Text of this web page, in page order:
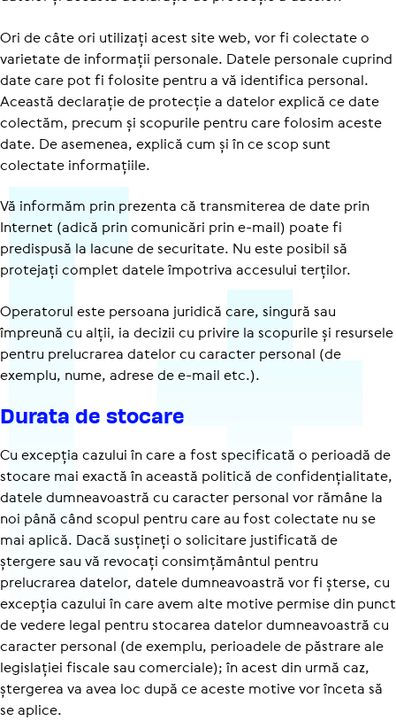
Ori de câte ori utilizați acest site web, vor fi colectate o
varietate de informații personale. Datele personale cuprind
date care pot fi folosite pentru a vă identifica personal.
Această declarație de protecție a datelor explică ce date
colectăm, precum și scopurile pentru care folosim aceste
date. De asemenea, explică cum și în ce scop sunt
colectate informațiile.
Vă informăm prin prezenta că transmiterea de date prin
Internet (adică prin comunicări prin e-mail) poate fi
predispusă la lacune de securitate. Nu este posibil să
protejați complet datele împotriva accesului terților.
Operatorul este persoana juridică care, singură sau
împreună cu alții, ia decizii cu privire la scopurile și resursele
pentru prelucrarea datelor cu caracter personal (de
exemplu, nume, adrese de e-mail etc.).
Durata de stocare
Cu excepția cazului în care a fost specificată o perioadă de
stocare mai exactă în această politică de confi­den­ți­a­li­tate,
datele dumneavoastră cu caracter personal vor rămâne la
noi până când scopul pentru care au fost colectate nu se
mai aplică. Dacă susțineți o solicitare justificată de
ștergere sau vă revocați consimțământul pentru
prelucrarea datelor, datele dumneavoastră vor fi șterse, cu
excepția cazului în care avem alte motive permise din punct
de vedere legal pentru stocarea datelor dumneavoastră cu
caracter personal (de exemplu, perioadele de păstrare ale
legislației fiscale sau comerciale); în acest din urmă caz,
ștergerea va avea loc după ce aceste motive vor înceta să
se aplice.